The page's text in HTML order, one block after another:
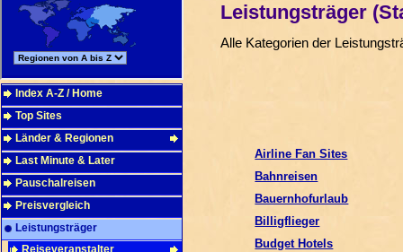
Index A-Z / Home
Top Sites
Länder & Regionen
Last Minute & Later
Pauschalreisen
Preisvergleich
Leistungsträger
Reiseveranstalter
Leistungsträger
Alle Kategorien der
Airline Fan Sites
Bahnreisen
Bauernhofurlaub
Billigflieger
Budget Hotels